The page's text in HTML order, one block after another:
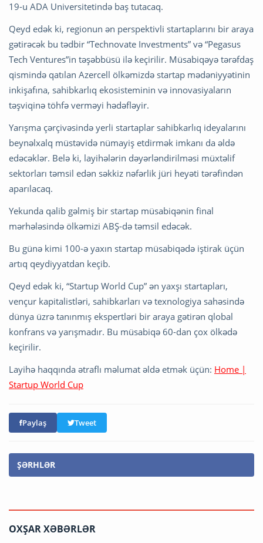
19-u ADA Universitetində baş tutacaq.
Qeyd edək ki, regionun ən perspektivli startaplarını bir araya
gətirəcək bu tədbir “Technovate Investments” və “Pegasus
Tech Ventures”in təşəbbüsü ilə keçirilir. Müsabiqəyə tərəfdaş
qismində qatılan Azercell ölkəmizdə startap mədəniyyətinin
inkişafına, sahibkarlıq ekosisteminin və innovasiyaların
təşviqinə töhfə verməyi hədəfləyir.
Yarışma çərçivəsində yerli startaplar sahibkarlıq ideyalarını
beynəlxalq müstəvidə nümayiş etdirmək imkanı da əldə
edəcəklər. Belə ki, layihələrin dəyərləndirilməsi müxtəlif
sektorları təmsil edən səkkiz nəfərlik jüri heyəti tərəfindən
aparılacaq.
Yekunda qalib gəlmiş bir startap müsabiqənin final
mərhələsində ölkəmizi ABŞ-də təmsil edəcək.
Bu günə kimi 100-ə yaxın startap müsabiqədə iştirak üçün
artıq qeydiyyatdan keçib.
Qeyd edək ki, “Startup World Cup” ən yaxşı startapları,
vençur kapitalistləri, sahibkarları və texnologiya sahəsində
dünya üzrə tanınmış ekspertləri bir araya gətirən qlobal
konfrans və yarışmadır. Bu müsabiqə 60-dan çox ölkədə
keçirilir.
Layihə haqqında ətraflı məlumat əldə etmək üçün: Home |
Startup World Cup
Paylaş Tweet
ŞƏRHLƏR
OXŞAR XƏBƏRLƏR